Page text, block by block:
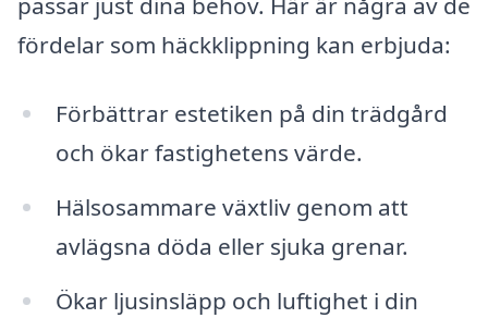
fördelar som häckklippning kan erbjuda:
Förbättrar estetiken på din trädgård
och ökar fastighetens värde.
Hälsosammare växtliv genom att
avlägsna döda eller sjuka grenar.
Ökar ljusinsläpp och luftighet i din